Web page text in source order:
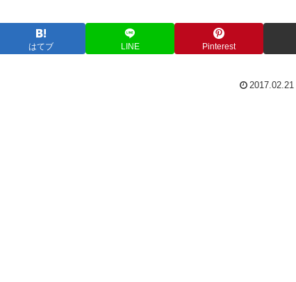
はてブ LINE Pinterest
2017.02.21